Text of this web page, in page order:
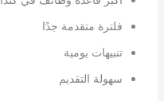
فلترة متقدمة جدًا
تنبيهات يومية
سهولة التقديم